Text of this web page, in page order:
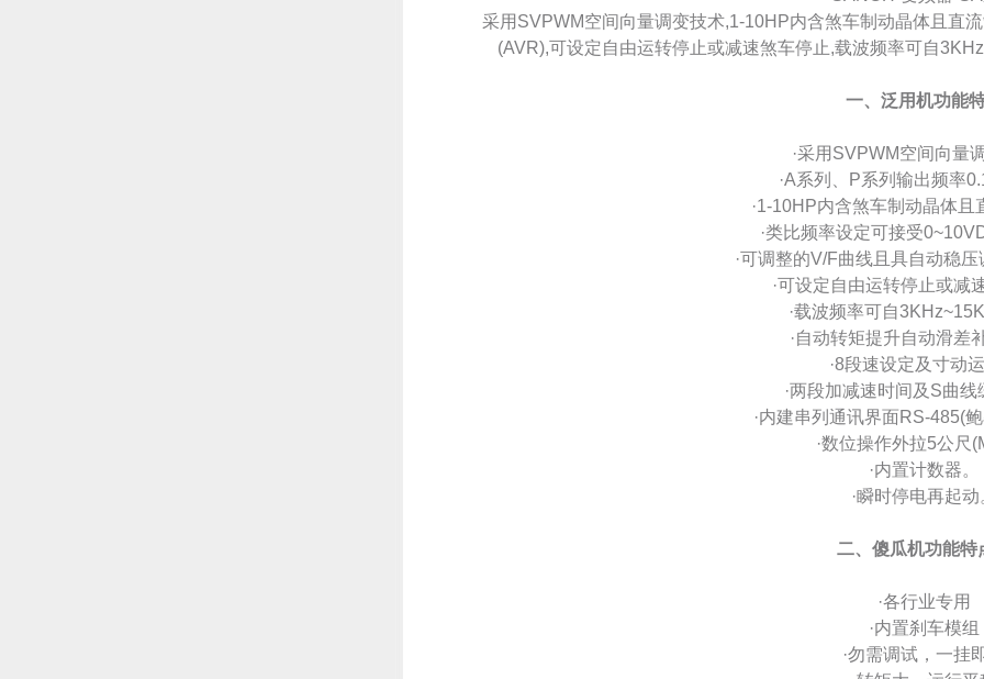
采用SVPWM空间向量调变技术,1-10HP内含煞车制动晶体且直
(AVR),可设定自由运转停止或减速煞车停止,载波频率可自
一、泛用机功能
·采用SVPWM空间向量
·A系列、P系列输出频率
·1-10HP内含煞车制动晶体且
·类比频率设定可接受
·可调整的V/F曲线且具自动稳
·可设定自由运转停止或减
·载波频率可自
·自动转矩提升自动滑差
·8段速设定及寸动
·两段加减速时间及S曲
·内建串列通讯界面RS-485(
·数位操作外拉5公尺
·内置计数器。
·瞬时停电再起动
二、傻瓜机功能特
·各行业专用
·内置刹车模组
·勿需调试，一挂